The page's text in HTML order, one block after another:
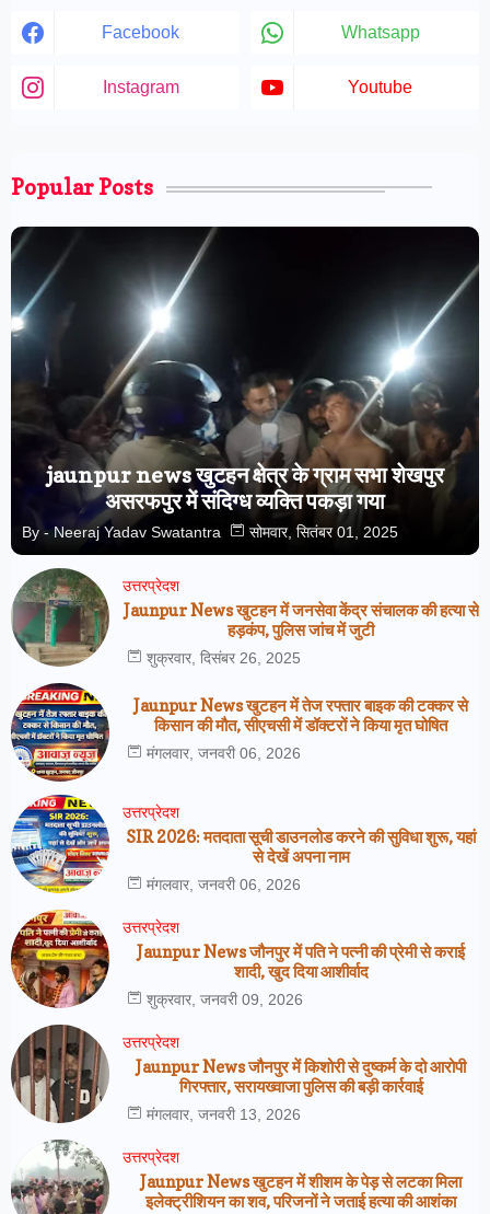
Facebook Whatsapp
Instagram Youtube
Popular Posts
jaunpur news खुटहन क्षेत्र के ग्राम सभा शेखपुर
असरफपुर में संदिग्ध व्यक्ति पकड़ा गया
By - Neeraj Yadav Swatantra सोमवार, सितंबर 01, 2025
उत्तरप्रेदश
Jaunpur News खुटहन में जनसेवा केंद्र संचालक की हत्या से
हड़कंप, पुलिस जांच में जुटी
शुक्रवार, दिसंबर 26, 2025
Jaunpur News खुटहन में तेज रफ्तार बाइक की टक्कर से
किसान की मौत, सीएचसी में डॉक्टरों ने किया मृत घोषित
मंगलवार, जनवरी 06, 2026
उत्तरप्रेदश
SIR 2026: मतदाता सूची डाउनलोड करने की सुविधा शुरू, यहां
से देखें अपना नाम
मंगलवार, जनवरी 06, 2026
उत्तरप्रेदश
Jaunpur News जौनपुर में पति ने पत्नी की प्रेमी से कराई
शादी, खुद दिया आशीर्वाद
शुक्रवार, जनवरी 09, 2026
उत्तरप्रेदश
Jaunpur News जौनपुर में किशोरी से दुष्कर्म के दो आरोपी
गिरफ्तार, सरायख्वाजा पुलिस की बड़ी कार्रवाई
मंगलवार, जनवरी 13, 2026
उत्तरप्रेदश
Jaunpur News खुटहन में शीशम के पेड़ से लटका मिला
इलेक्ट्रीशियन का शव, परिजनों ने जताई हत्या की आशंका